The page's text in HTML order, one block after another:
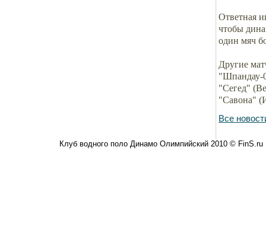
Ответная
чтобы
один мяч
Другие
"Шпандау-
"Сегед"
"Савона"
Все
Клуб водного поло Динамо Олимпийский 2010 © FinS.ru